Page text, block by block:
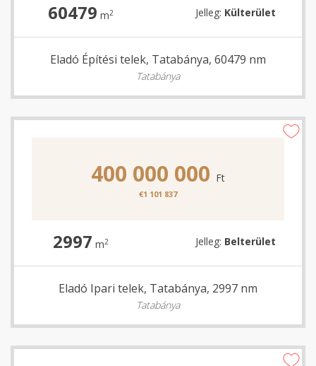
60479 m2 Jelleg: Külterület
Eladó Építési telek, Tatabánya, 60479 nm
Tatabánya
400 000 000 Ft
€1 101 837
2997 m2 Jelleg: Belterület
Eladó Ipari telek, Tatabánya, 2997 nm
Tatabánya